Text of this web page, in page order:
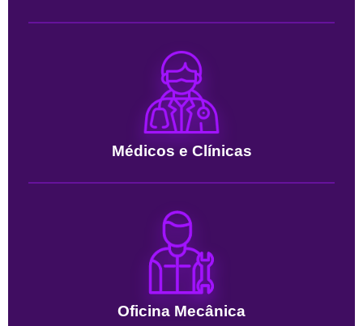
Médicos e Clínicas
Oficina Mecânica